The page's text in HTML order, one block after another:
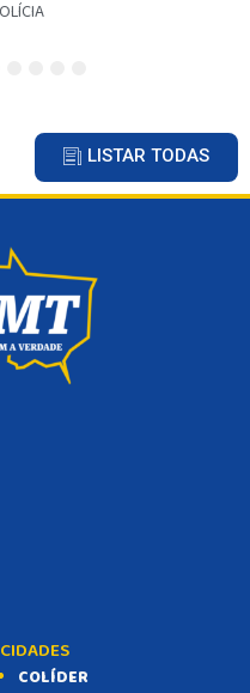
LISTAR TODAS
CIDADES
COLÍDER